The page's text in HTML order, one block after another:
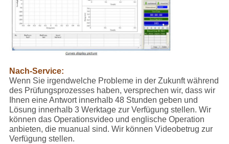
Nach-Service:
Wenn Sie irgendwelche Probleme in der Zukunft während
des Prüfungsprozesses haben, versprechen wir, dass wir
Ihnen eine Antwort innerhalb 48 Stunden geben und
Lösung innerhalb 3 Werktage zur Verfügung stellen. Wir
können das Operationsvideo und englische Operation
anbieten, die muanual sind. Wir können Videobetrug zur
Verfügung stellen.